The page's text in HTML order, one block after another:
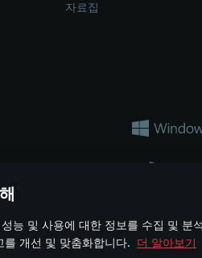
능 및 사용에 대한 정보를 수집 및 분
개선 및 맞춤화합니다. 더 알아보기
자료집
무기나 차량을 묘사하는 것은 무기
Kft. All trademarks, logos and brand
이용 약관